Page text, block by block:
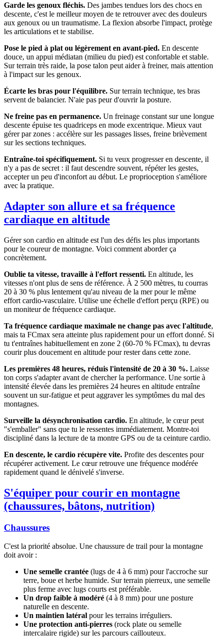
Garde les genoux fléchis. Des jambes tendues lors des chocs en
descente, c'est le meilleur moyen de te retrouver avec des douleurs
aux genoux ou un traumatisme. La flexion absorbe l'impact, protège
les articulations et te stabilise.
Pose le pied à plat ou légèrement en avant-pied. En descente
douce, un appui médiatan (milieu du pied) est confortable et stable.
Sur terrain très raide, la pose talon peut aider à freiner, mais attention
à l'impact sur les genoux.
Écarte les bras pour l'équilibre. Sur terrain technique, tes bras
servent de balancier. N'aie pas peur d'ouvrir la posture.
Ne freine pas en permanence. Un freinage constant sur une longue
descente épuise tes quadriceps en mode excentrique. Mieux vaut
gérer par zones : accélère sur les passages lisses, freine brièvement
sur les sections techniques.
Entraîne-toi spécifiquement. Si tu veux progresser en descente, il
n'y a pas de secret : il faut descendre souvent, répéter les gestes,
accepter un peu d'inconfort au début. Le proprioception s'améliore
avec la pratique.
Adapter son allure et sa fréquence
cardiaque en altitude
Gérer son cardio en altitude est l'un des défis les plus importants
pour le coureur de montagne. Voici comment aborder ça
concrètement.
Oublie ta vitesse, travaille à l'effort ressenti. En altitude, les
vitesses n'ont plus de sens de référence. À 2 500 mètres, tu courras
20 à 30 % plus lentement qu'au niveau de la mer pour le même
effort cardio-vasculaire. Utilise une échelle d'effort perçu (RPE) ou
un moniteur de fréquence cardiaque.
Ta fréquence cardiaque maximale ne change pas avec l'altitude,
mais ta FCmax sera atteinte plus rapidement pour un effort donné. Si
tu t'entraînes habituellement en zone 2 (60-70 % FCmax), tu devras
courir plus doucement en altitude pour rester dans cette zone.
Les premières 48 heures, réduis l'intensité de 20 à 30 %. Laisse
ton corps s'adapter avant de chercher la performance. Une sortie à
intensité élevée dans les premières 24 heures en altitude entraîne
souvent un sur-fatigue et peut aggraver les symptômes du mal des
montagnes.
Surveille la désynchronisation cardio. En altitude, le cœur peut
"s'emballer" sans que tu le ressentes immédiatement. Montre-toi
discipliné dans la lecture de ta montre GPS ou de ta ceinture cardio.
En descente, le cardio récupère vite. Profite des descentes pour
récupérer activement. Le cœur retrouve une fréquence modérée
rapidement quand le dénivelé s'inverse.
S'équiper pour courir en montagne
(chaussures, bâtons, nutrition)
Chaussures
C'est la priorité absolue. Une chaussure de trail pour la montagne
doit avoir :
Une semelle crantée (lugs de 4 à 6 mm) pour l'accroche sur
terre, boue et herbe humide. Sur terrain pierreux, une semelle
plus ferme avec lugs courts est préférable.
Un drop faible à modéré (4 à 8 mm) pour une posture
naturelle en descente.
Un maintien latéral pour les terrains irréguliers.
Une protection anti-pierres (rock plate ou semelle
intercalaire rigide) sur les parcours caillouteux.